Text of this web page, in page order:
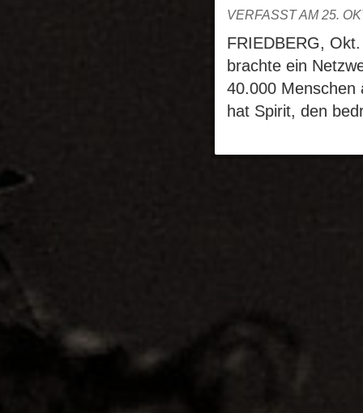
VERFASST AM 25.
FRIEDBERG,
brachte ein
40.000 Menschen
hat Spirit, den